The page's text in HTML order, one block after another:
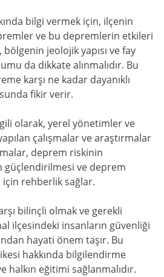
bilgi vermek için, ilçenin
ve bu depremlerin etkileri
jeolojik yapısı ve fay
da dikkate alınmalıdır. Bu
karşı ne kadar dayanıklı
fikir verir.
olarak, yerel yönetimler ve
çalışmalar ve araştırmalar
deprem riskinin
güçlendirilmesi ve deprem
için rehberlik sağlar.
bilinçli olmak ve gerekli
ilçesindeki insanların güvenliği
hayati önem taşır. Bu
hakkında bilgilendirme
halkın eğitimi sağlanmalıdır.